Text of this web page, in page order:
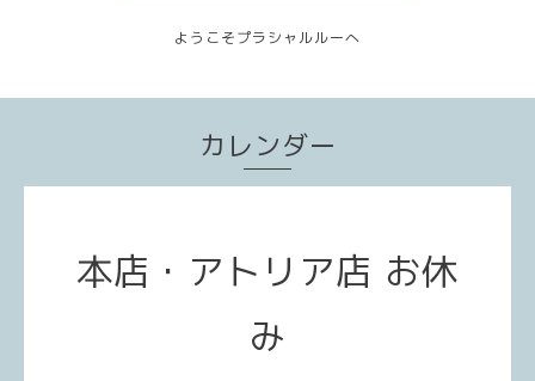
ようこそプラシャルルーへ
カレンダー
本店・アトリア店 お休
み